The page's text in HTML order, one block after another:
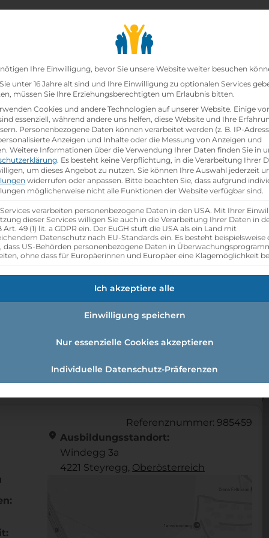
Lehrbetriebesearch
Schwerpunkt
Schwerpunkt
Referenznummer: 985459
location_on Ausbildungsstandort:
Windegg 3a
4221 Steyregg, Ober­österreich
Datenschutz-
Ihre Einwilligung, bevor Sie unsere Website weiter besuchen
unter 16 Jahre alt sind und Ihre Einwilligung zu optionalen Services
müssen Sie Ihre Erziehungsberechtigten um Erlaubnis bitten.
Cookies und andere Technologien auf unserer Website. Einige
essenziell, während andere uns helfen, diese Website und Ihre
Personenbezogene Daten können verarbeitet werden (z. B. IP-
Anzeigen und Inhalte oder die Messung von Anzeigen und
Weitere Informationen über die Verwendung Ihrer Daten finden Sie in
. Es besteht keine Verpflichtung, in die Verarbeitung Ihrer
um dieses Angebot zu nutzen. Sie können Ihre Auswahl jederzeit
widerrufen oder anpassen. Bitte beachten Sie, dass aufgrund
möglicherweise nicht alle Funktionen der Website verfügbar sind.
verarbeiten personenbezogene Daten in den USA. Mit Ihrer
dieser Services willigen Sie auch in die Verarbeitung Ihrer Daten in
Art. 49 (1) lit. a GDPR ein. Der EuGH stuft die USA als ein Land mit
Datenschutz nach EU-Standards ein. Es besteht beispielsweise
dass US-Behörden personenbezogene Daten in
ohne dass für Europäerinnen und Europäer eine Klagemöglichkeit
Ich akzeptiere alle
Einwilligung speichern
Nur essenzielle Cookies akzeptieren
Individuelle Datenschutz-Präferenzen